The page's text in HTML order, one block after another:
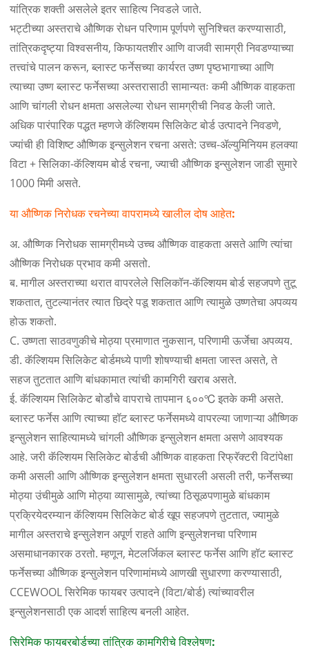
यांत्रिक शक्ती असलेले इतर साहित्य निवडले जाते.
भट्टीच्या अस्तराचे औष्णिक रोधन परिणाम पूर्णपणे सुनिश्चित करण्यासाठी,
तांत्रिकदृष्ट्या विश्वसनीय, किफायतशीर आणि वाजवी सामग्री निवडण्याच्या
तत्त्वांचे पालन करून, ब्लास्ट फर्नेसच्या कार्यरत उष्ण पृष्ठभागाच्या आणि
त्याच्या उष्ण ब्लास्ट फर्नेसच्या अस्तरासाठी सामान्यतः कमी औष्णिक वाहकता
आणि चांगली रोधन क्षमता असलेल्या रोधन सामग्रीची निवड केली जाते.
अधिक पारंपारिक पद्धत म्हणजे कॅल्शियम सिलिकेट बोर्ड उत्पादने निवडणे,
ज्यांची ही विशिष्ट औष्णिक इन्सुलेशन रचना असते: उच्च-ॲल्युमिनियम हलक्या
विटा + सिलिका-कॅल्शियम बोर्ड रचना, ज्याची औष्णिक इन्सुलेशन जाडी सुमारे
1000 मिमी असते.
या औष्णिक निरोधक रचनेच्या वापरामध्ये खालील दोष आहेत:
अ. औष्णिक निरोधक सामग्रीमध्ये उच्च औष्णिक वाहकता असते आणि त्यांचा
औष्णिक निरोधक प्रभाव कमी असतो.
ब. मागील अस्तराच्या थरात वापरलेले सिलिकॉन-कॅल्शियम बोर्ड सहजपणे तुटू
शकतात, तुटल्यानंतर त्यात छिद्रे पडू शकतात आणि त्यामुळे उष्णतेचा अपव्यय
होऊ शकतो.
C. उष्णता साठवणुकीचे मोठ्या प्रमाणात नुकसान, परिणामी ऊर्जेचा अपव्यय.
डी. कॅल्शियम सिलिकेट बोर्डमध्ये पाणी शोषण्याची क्षमता जास्त असते, ते
सहज तुटतात आणि बांधकामात त्यांची कामगिरी खराब असते.
ई. कॅल्शियम सिलिकेट बोर्डांचे वापराचे तापमान ६००℃ इतके कमी असते.
ब्लास्ट फर्नेस आणि त्याच्या हॉट ब्लास्ट फर्नेसमध्ये वापरल्या जाणाऱ्या औष्णिक
इन्सुलेशन साहित्यामध्ये चांगली औष्णिक इन्सुलेशन क्षमता असणे आवश्यक
आहे. जरी कॅल्शियम सिलिकेट बोर्डची औष्णिक वाहकता रिफ्रॅक्टरी विटांपेक्षा
कमी असली आणि औष्णिक इन्सुलेशन क्षमता सुधारली असली तरी, फर्नेसच्या
मोठ्या उंचीमुळे आणि मोठ्या व्यासामुळे, त्यांच्या ठिसूळपणामुळे बांधकाम
प्रक्रियेदरम्यान कॅल्शियम सिलिकेट बोर्ड खूप सहजपणे तुटतात, ज्यामुळे
मागील अस्तराचे इन्सुलेशन अपूर्ण राहते आणि इन्सुलेशनचा परिणाम
असमाधानकारक ठरतो. म्हणून, मेटलर्जिकल ब्लास्ट फर्नेस आणि हॉट ब्लास्ट
फर्नेसच्या औष्णिक इन्सुलेशन परिणामांमध्ये आणखी सुधारणा करण्यासाठी,
CCEWOOL सिरेमिक फायबर उत्पादने (विटा/बोर्ड) त्यांच्यावरील
इन्सुलेशनसाठी एक आदर्श साहित्य बनली आहेत.
सिरेमिक फायबरबोर्डच्या तांत्रिक कामगिरीचे विश्लेषण: